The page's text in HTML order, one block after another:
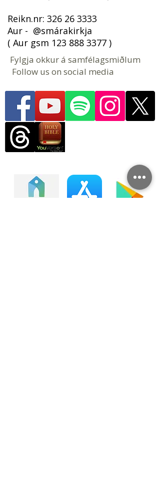
​​​ Reikn.nr: 326 26 3333
Aur - @smárakirkja
( Aur gsm 123 888 3377 )
Fylgja okkur á samfélagsmiðlum
Follow us on social media